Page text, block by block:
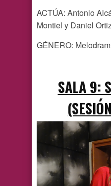
ACTÚA: Antonio
Montiel y Daniel
GÉNERO:
SALA 9: